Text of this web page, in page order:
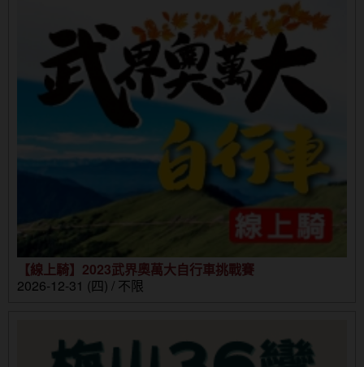
【線上騎】2023武界奧萬大自行車挑戰賽
2026-12-31 (四) / 不限